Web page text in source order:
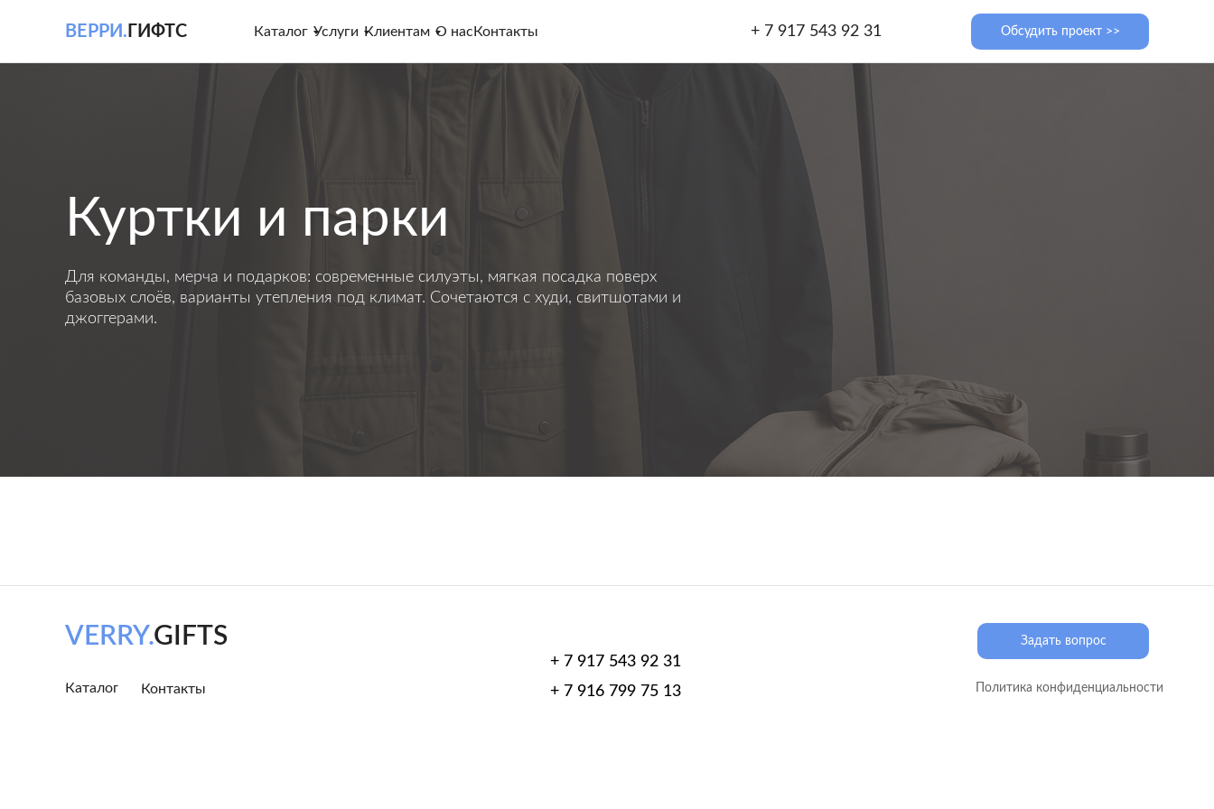
+ 7 917 543 92 31
ВЕРРИ. ГИФТС Каталог Услуги Клиентам О нас Контакты Обсудить проект >>
Куртки и парки
Для команды, мерча и подарков: современные силуэты, мягкая посадка поверх
базовых слоёв, варианты утепления под климат. Сочетаются с худи, свитшотами и
джоггерами.
Контакты
Каталог
VERRY.GIFTS Задать вопрос
+ 7 917 543 92 31
+ 7 916 799 75 13
Политика конфиденциальности